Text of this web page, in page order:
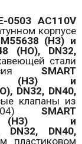
-0503 AC110V
корпусе
55638 (НЗ) и
(НО), DN32,
стали
SMART
и
DN32, DN40,
клапаны из
SMART
(НЗ) и
DN32, DN40,
пластиковом